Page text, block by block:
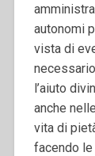
autonomi
vista di
l’aiuto
anche
vita di
facendo